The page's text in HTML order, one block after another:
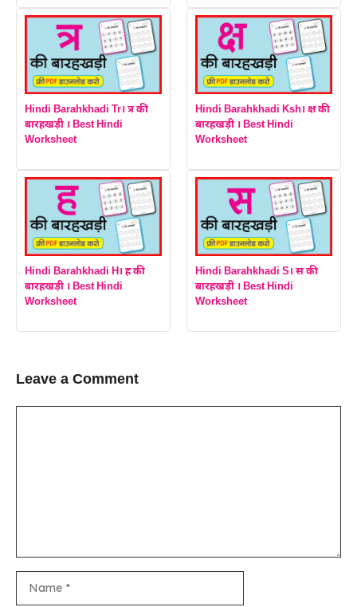
Hindi Barahkhadi Tr। त्र की
बारहखड़ी । Best Hindi
Worksheet
Hindi Barahkhadi Ksh। क्ष की
बारहखड़ी । Best Hindi
Worksheet
Hindi Barahkhadi H। ह की
बारहखड़ी । Best Hindi
Worksheet
Hindi Barahkhadi S। स की
बारहखड़ी । Best Hindi
Worksheet
Leave a Comment